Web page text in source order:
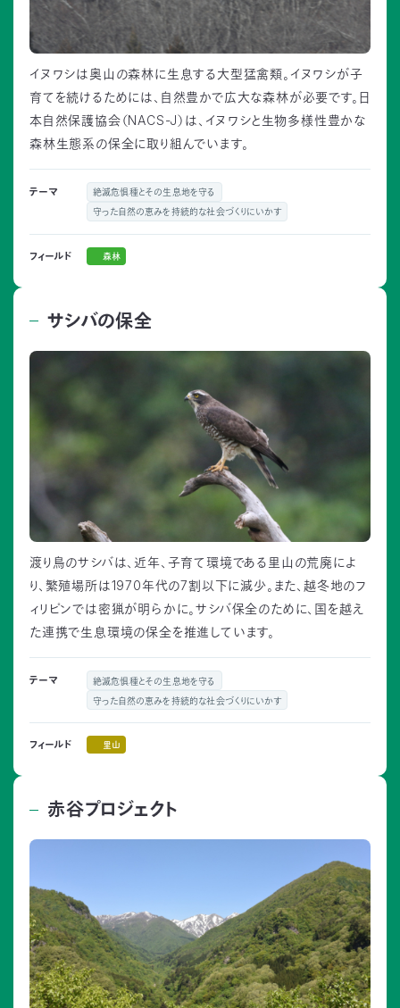
イヌワシは奥山の森林に生息する大型猛禽類。イヌワシが子
育てを続けるためには、自然豊かで広大な森林が必要です。日
本自然保護協会（NACS-J）は、イヌワシと生物多様性豊かな
森林生態系の保全に取り組んでいます。
テーマ
絶滅危惧種とその生息地を守る
守った自然の恵みを持続的な社会づくりにいかす
フィールド 森林
サシバの保全
渡り鳥のサシバは、近年、子育て環境である里山の荒廃によ
り、繁殖場所は1970年代の7割以下に減少。また、越冬地のフ
ィリピンでは密猟が明らかに。サシバ保全のために、国を越え
た連携で生息環境の保全を推進しています。
テーマ
絶滅危惧種とその生息地を守る
守った自然の恵みを持続的な社会づくりにいかす
フィールド 里山
赤谷プロジェクト